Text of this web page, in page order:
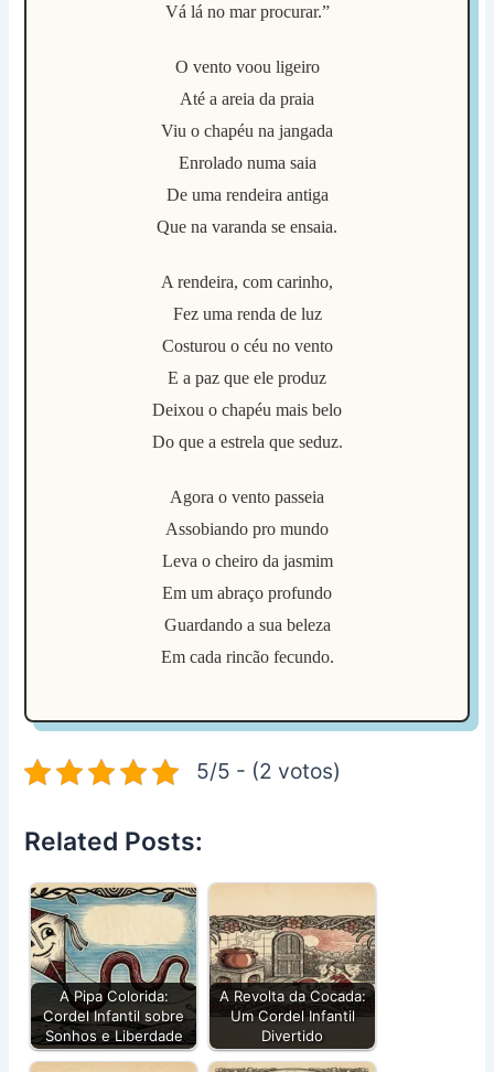
Vá lá no mar procurar.”
O vento voou ligeiro
Até a areia da praia
Viu o chapéu na jangada
Enrolado numa saia
De uma rendeira antiga
Que na varanda se ensaia.
A rendeira, com carinho,
Fez uma renda de luz
Costurou o céu no vento
E a paz que ele produz
Deixou o chapéu mais belo
Do que a estrela que seduz.
Agora o vento passeia
Assobiando pro mundo
Leva o cheiro da jasmim
Em um abraço profundo
Guardando a sua beleza
Em cada rincão fecundo.
5/5 - (2 votos)
Related Posts:
A Pipa Colorida:
Cordel Infantil sobre
Sonhos e Liberdade
A Revolta da Cocada:
Um Cordel Infantil
Divertido